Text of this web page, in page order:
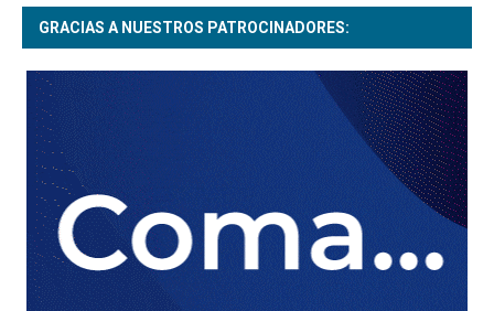
GRACIAS A NUESTROS PATROCINADORES: